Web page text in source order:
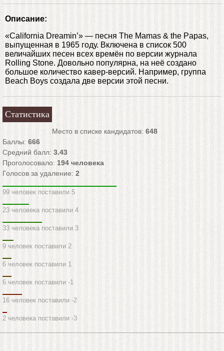
Описание:
«California Dreamin’» — песня The Mamas & the Papas,
выпущенная в 1965 году. Включена в список 500
величайших песен всех времён по версии журнала
Rolling Stone. Довольно популярна, на неё создано
большое количество кавер-версий. Например, группа
Beach Boys создала две версии этой песни.
Статистика
Место в списке кандидатов: 648
Баллы: 666
Средний балл: 3.43
Проголосовало: 194 человека
Голосов за удаление: 2
99 человек поставили 5
23 человека поставили 4
33 человека поставили 3
9 человек поставили 2
6 человек поставили 1
6 человек поставили -1
16 человек поставили -2
2 человека поставили -3